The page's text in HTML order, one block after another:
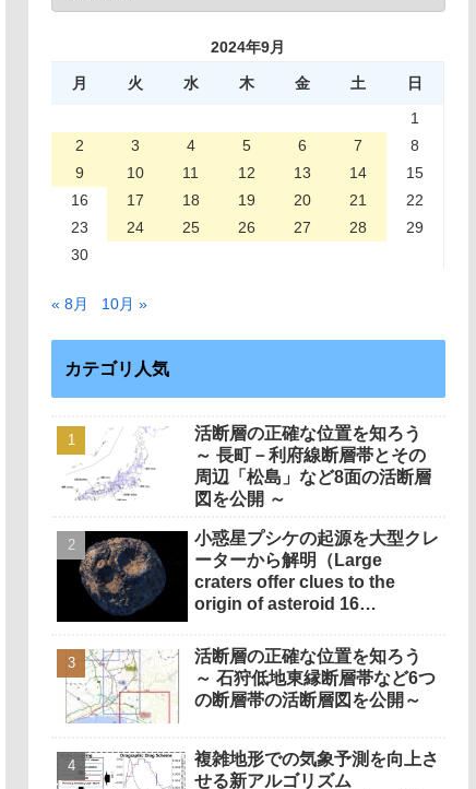
2024年9月
月 火 水 木 金 土
日
1
2
3 4 5 6 7
8
9
10 11 12 13 14
15
16
17 18 19 20 21
22
23
24 25 26 27 28
29
30
« 8月 10月 »
カテゴリ人気
活断層の正確な位置を知ろう
～ 長町－利府線断層帯とその
周辺「松島」など8面の活断層
図を公開 ～
小惑星プシケの起源を大型クレ
ーターから解明（Large
craters offer clues to the
origin of asteroid 16
活断層の正確な位置を知ろう
～ 石狩低地東縁断層帯など6つ
の断層帯の活断層図を公開～
複雑地形での気象予測を向上さ
せる新アルゴリズム